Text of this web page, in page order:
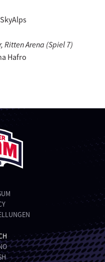
Ritten Arena (Spiel 7)
Hafro